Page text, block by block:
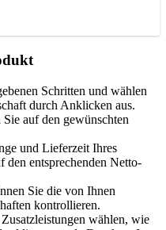
Schritten und wählen
durch Anklicken aus.
auf den gewünschten
und Lieferzeit Ihres
den entsprechenden Netto-
Sie die von Ihnen
kontrollieren.
wählen, wie